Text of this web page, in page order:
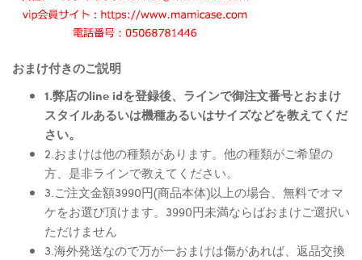
おまけ付きのご説明
1.弊店のline idを登録後、ラインで御注文番号とおまけ
スタイルあるいは機種あるいはサイズなどを教えてくだ
さい。
2.おまけは他の種類があります。他の種類がご希望の
方、是非ラインで教えてください。
3.ご注文金額3990円(商品本体)以上の場合、無料でオマ
ケをお選び頂けます。3990円未満ならばおまけご選択い
ただけません
3.海外発送なので万が一おまけは傷があれば、返品交換